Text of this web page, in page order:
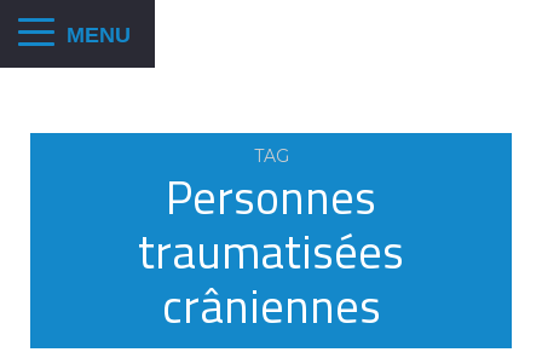
TAG
Personnes
traumatisées
crâniennes